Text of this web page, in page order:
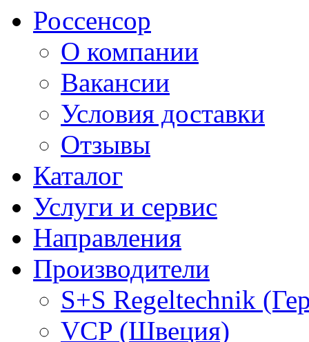
Россенсор
О компании
Вакансии
Условия доставки
Отзывы
Каталог
Услуги и сервис
Направления
Производители
S+S Regeltechnik
VCP (Швеция)